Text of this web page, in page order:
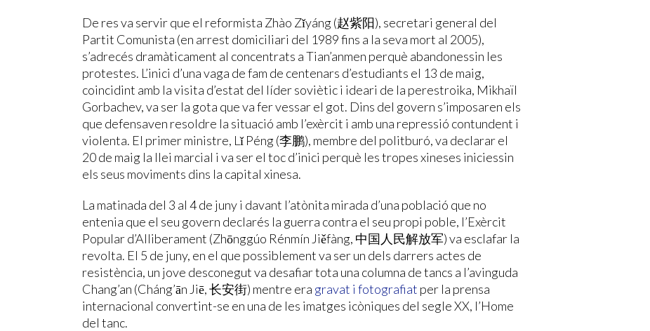
De res va servir que el reformista Zhào Zǐyáng (赵紫阳), secretari general del
Partit Comunista (en arrest domiciliari del 1989 fins a la seva mort al 2005),
s’adrecés dramàticament al concentrats a Tian’anmen perquè abandonessin les
protestes. L’inici d’una vaga de fam de centenars d’estudiants el 13 de maig,
coincidint amb la visita d’estat del líder soviètic i ideari de la perestroika, Mikhaïl
Gorbachev, va ser la gota que va fer vessar el got. Dins del govern s’imposaren els
que defensaven resoldre la situació amb l’exèrcit i amb una repressió contundent i
violenta. El primer ministre, Lǐ Péng (李鹏), membre del politburó, va declarar el
20 de maig la llei marcial i va ser el toc d’inici perquè les tropes xineses iniciessin
els seus moviments dins la capital xinesa.
La matinada del 3 al 4 de juny i davant l’atònita mirada d’una població que no
entenia que el seu govern declarés la guerra contra el seu propi poble, l’Exèrcit
Popular d’Alliberament (Zhōnggúo Rénmín Jiěfàng, 中国人民解放军) va esclafar la
revolta. El 5 de juny, en el que possiblement va ser un dels darrers actes de
resistència, un jove desconegut va desafiar tota una columna de tancs a l’avinguda
Chang’an (Cháng’ān Jiē, 长安街) mentre era gravat i fotografiat per la prensa
internacional convertint-se en una de les imatges icòniques del segle XX, l’Home
del tanc.